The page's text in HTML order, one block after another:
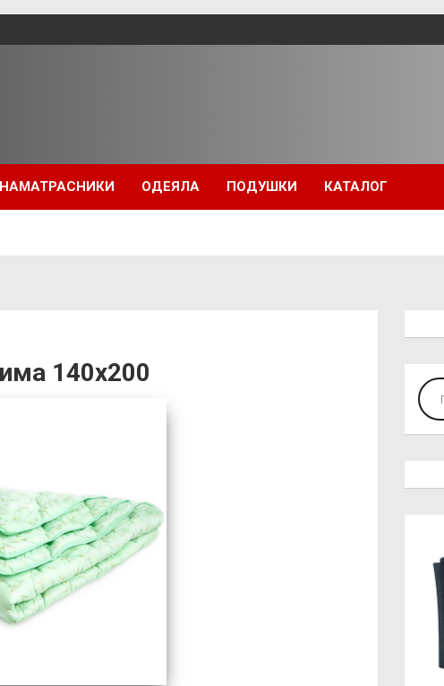
НАМАТРАСНИКИ ОДЕЯЛА ПОДУШКИ КАТАЛОГ
140х200